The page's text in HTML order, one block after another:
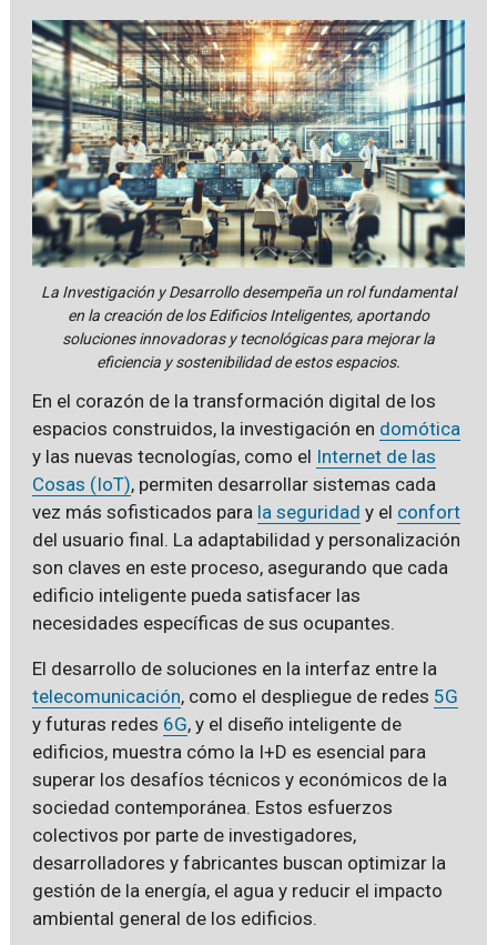
La Investigación y Desarrollo desempeña un rol fundamental
en la creación de los Edificios Inteligentes, aportando
soluciones innovadoras y tecnológicas para mejorar la
eficiencia y sostenibilidad de estos espacios.
En el corazón de la transformación digital de los
espacios construidos, la investigación en domótica
y las nuevas tecnologías, como el Internet de las
Cosas (IoT), permiten desarrollar sistemas cada
vez más sofisticados para la seguridad y el confort
del usuario final. La adaptabilidad y personalización
son claves en este proceso, asegurando que cada
edificio inteligente pueda satisfacer las
necesidades específicas de sus ocupantes.
El desarrollo de soluciones en la interfaz entre la
telecomunicación, como el despliegue de redes 5G
y futuras redes 6G, y el diseño inteligente de
edificios, muestra cómo la I+D es esencial para
superar los desafíos técnicos y económicos de la
sociedad contemporánea. Estos esfuerzos
colectivos por parte de investigadores,
desarrolladores y fabricantes buscan optimizar la
gestión de la energía, el agua y reducir el impacto
ambiental general de los edificios.